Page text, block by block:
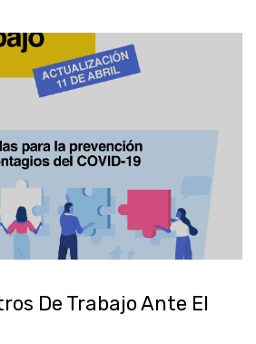
De Trabajo Ante El